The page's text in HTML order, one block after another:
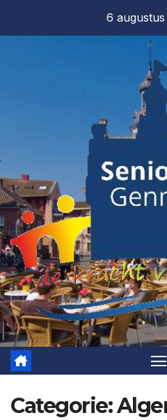
6
Categorie: